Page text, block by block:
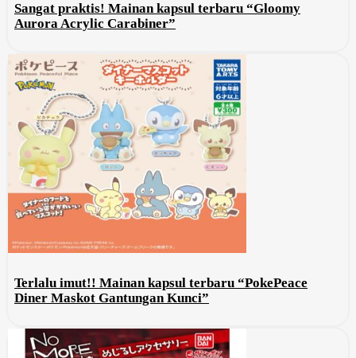
Sangat praktis! Mainan kapsul terbaru “Gloomy
Aurora Acrylic Carabiner”
Terlalu imut!! Mainan kapsul terbaru “PokePeace
Diner Maskot Gantungan Kunci”